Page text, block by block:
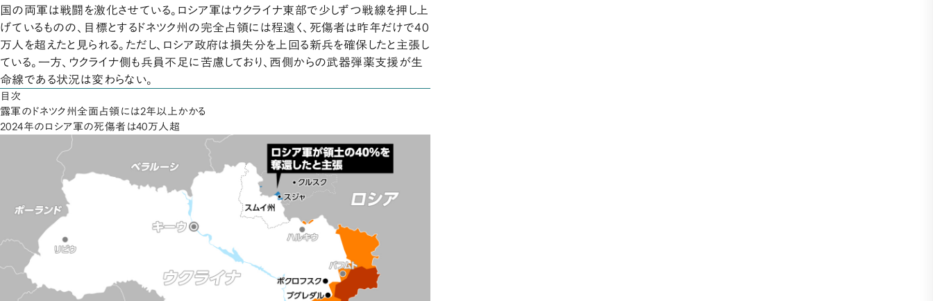
国の両軍は戦闘を激化させている。ロシア軍はウクライナ東部で少しずつ戦線を押し上
げているものの、目標とするドネツク州の完全占領には程遠く、死傷者は昨年だけで40
万人を超えたと見られる。ただし、ロシア政府は損失分を上回る新兵を確保したと主張し
ている。一方、ウクライナ側も兵員不足に苦慮しており、西側からの武器弾薬支援が生
命線である状況は変わらない。
目次
露軍のドネツク州全面占領には2年以上かかる
2024年のロシア軍の死傷者は40万人超